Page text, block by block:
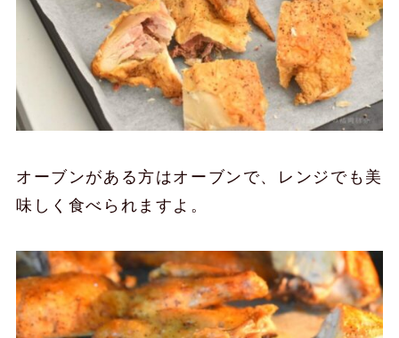
オーブンがある方はオーブンで、レンジでも美
味しく食べられますよ。